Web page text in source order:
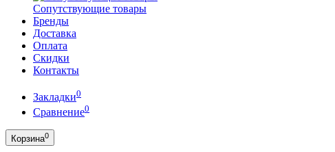
Сопутствующие товары
Бренды
Доставка
Оплата
Скидки
Контакты
Закладки0
Сравнение0
Корзина0